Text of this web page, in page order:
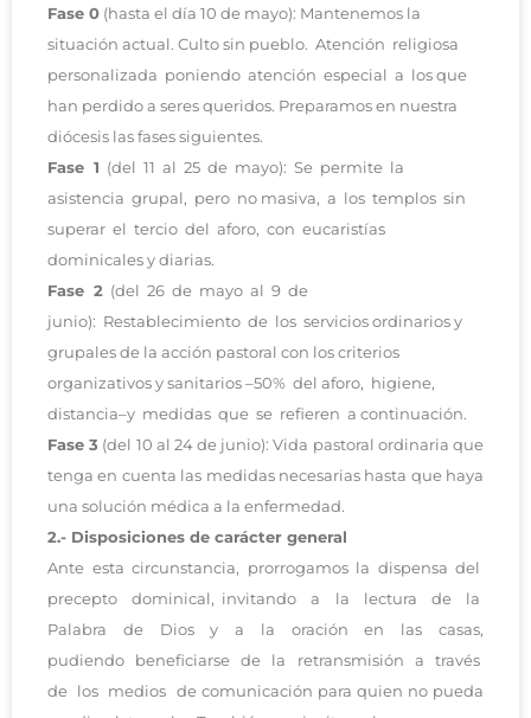
Fase 0 (hasta el día 10 de mayo): Mantenemos la
situación actual. Culto sin pueblo. Atención religiosa
personalizada poniendo atención especial a los que
han perdido a seres queridos. Preparamos en nuestra
diócesis las fases siguientes.
Fase 1 (del 11 al 25 de mayo): Se permite la
asistencia grupal, pero no masiva, a los templos sin
superar el tercio del aforo, con eucaristías
dominicales y diarias.
Fase 2 (del 26 de mayo al 9 de
junio): Restablecimiento de los servicios ordinarios y
grupales de la acción pastoral con los criterios
organizativos y sanitarios –50% del aforo, higiene,
distancia–y medidas que se refieren a continuación.
Fase 3 (del 10 al 24 de junio): Vida pastoral ordinaria que
tenga en cuenta las medidas necesarias hasta que haya
una solución médica a la enfermedad.
2.- Disposiciones de carácter general
Ante esta circunstancia, prorrogamos la dispensa del
precepto dominical, invitando a la lectura de la
Palabra de Dios y a la oración en las casas,
pudiendo beneficiarse de la retransmisión a través
de los medios de comunicación para quien no pueda